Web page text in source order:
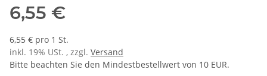
6,55 €
6,55 € pro 1 St.
inkl. 19% USt. , zzgl. Versand
Bitte beachten Sie den Mindestbestellwert von 10 EUR.